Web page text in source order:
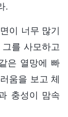
.
이 너무 많기
를 사모하고
은 열망에 빠
움을 보고 체
충성이 맘속